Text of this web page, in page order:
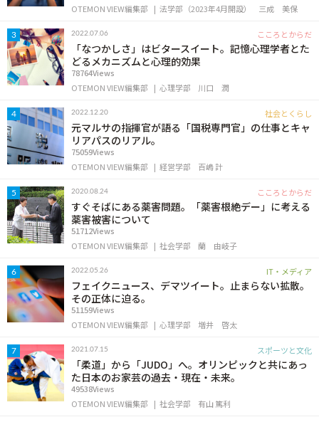
OTEMON VIEW編集部
法学部（2023年4月開設） 三成 美保
3 2022.07.06 こころとからだ
「なつかしさ」はビタースイート。記憶心理学者とた
どるメカニズムと心理的効果
78764Views
OTEMON VIEW編集部
心理学部 川口 潤
4 2022.12.20 社会とくらし
元マルサの指揮官が語る「国税専門官」の仕事とキャ
リアパスのリアル。
75059Views
OTEMON VIEW編集部
経営学部 百嶋 計
5 2020.08.24 こころとからだ
すぐそばにある薬害問題。「薬害根絶デー」に考える
薬害被害について
51712Views
OTEMON VIEW編集部
社会学部 蘭 由岐子
6 2022.05.26 IT・メディア
フェイクニュース、デマツイート。止まらない拡散。
その正体に迫る。
51159Views
OTEMON VIEW編集部
心理学部 増井 啓太
7 2021.07.15 スポーツと文化
「柔道」から「JUDO」へ。オリンピックと共にあっ
た日本のお家芸の過去・現在・未来。
49538Views
OTEMON VIEW編集部
社会学部 有山 篤利